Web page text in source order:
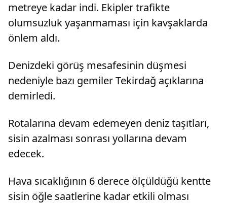
metreye kadar indi. Ekipler trafikte
olumsuzluk yaşanmaması için kavşaklarda
önlem aldı.
Denizdeki görüş mesafesinin düşmesi
nedeniyle bazı gemiler Tekirdağ açıklarına
demirledi.
Rotalarına devam edemeyen deniz taşıtları,
sisin azalması sonrası yollarına devam
edecek.
Hava sıcaklığının 6 derece ölçüldüğü kentte
sisin öğle saatlerine kadar etkili olması